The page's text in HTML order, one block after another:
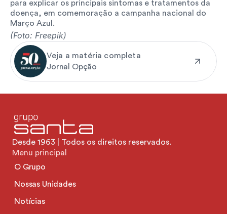
para explicar os principais sintomas e tratamentos da
doença, em comemoração a campanha nacional do
Março Azul.
(Foto: Freepik)
Veja a matéria completa
Jornal Opção
Desde 1963 | Todos os direitos reservados.
Menu principal
O Grupo
Nossas Unidades
Notícias